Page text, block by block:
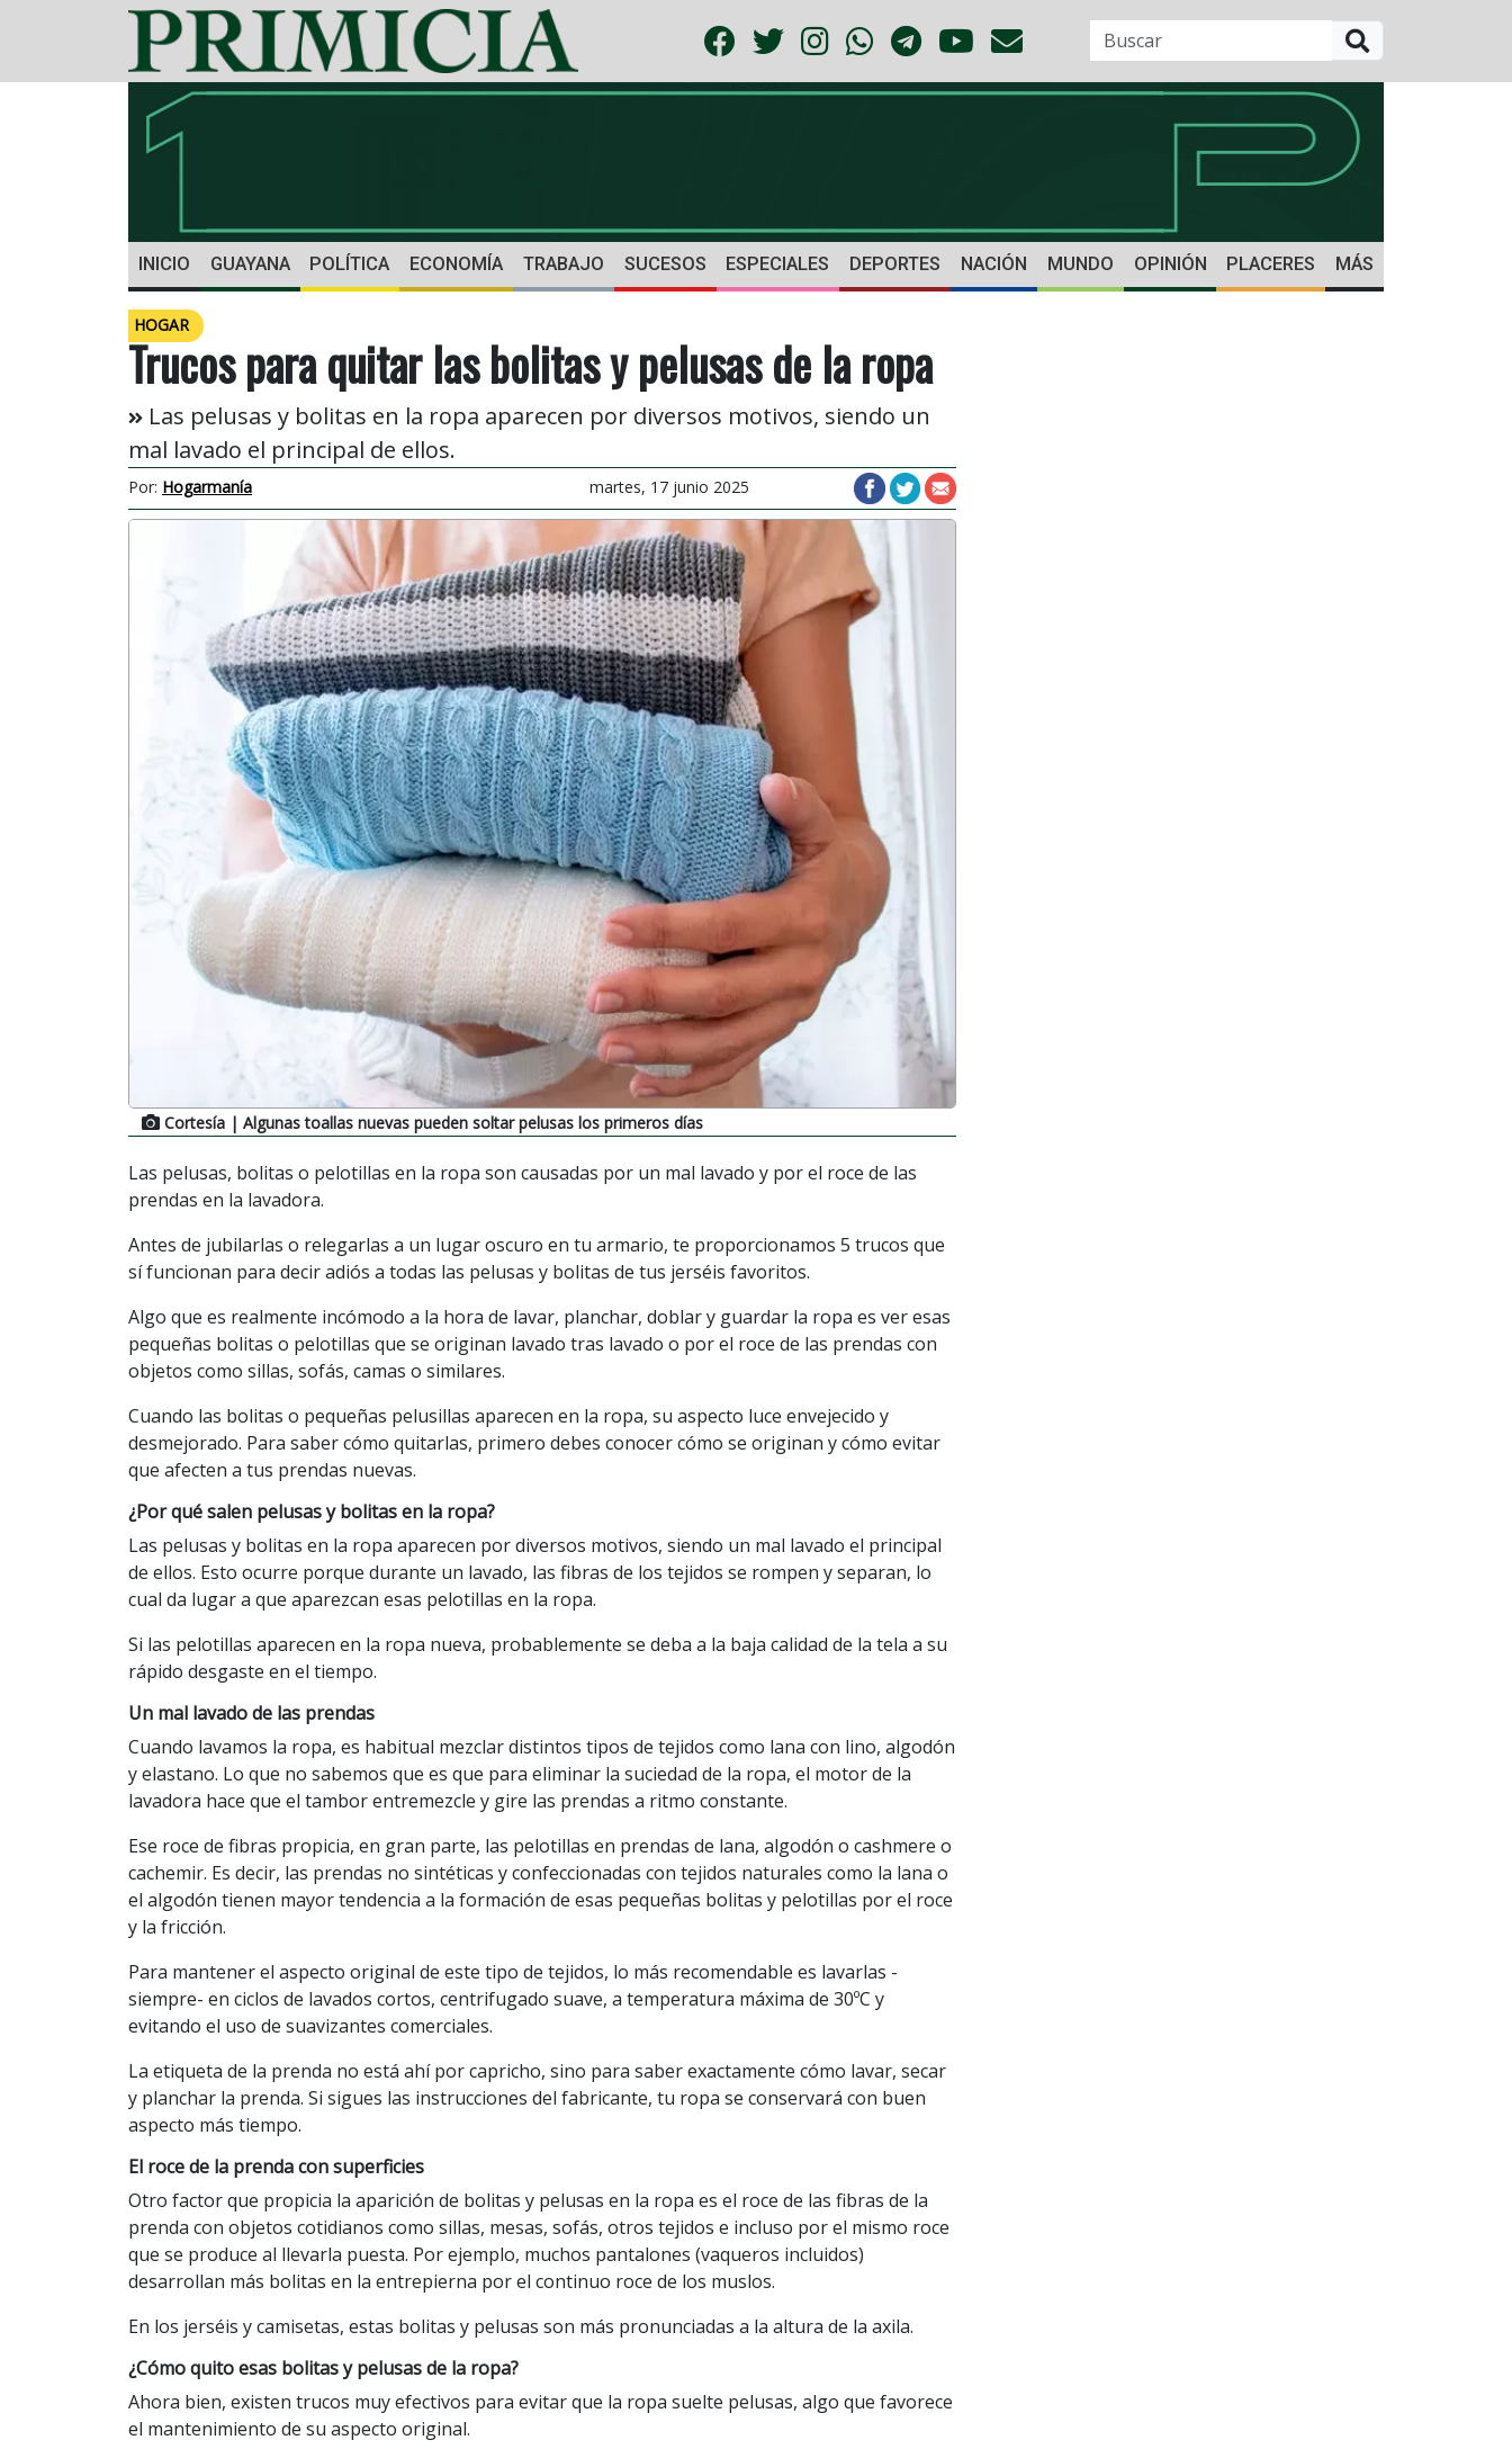
INICIO GUAYANA POLÍTICA ECONOMÍA TRABAJO SUCESOS ESPECIALES DEPORTES NACIÓN MUNDO OPINIÓN PLACERES MÁS
HOGAR
Trucos para quitar las bolitas y pelusas de la ropa
Las pelusas y bolitas en la ropa aparecen por diversos motivos, siendo un
mal lavado el principal de ellos.
Por: Hogarmanía martes, 17 junio 2025
Cortesía | Algunas toallas nuevas pueden soltar pelusas los primeros días
Las pelusas, bolitas o pelotillas en la ropa son causadas por un mal lavado y por el roce de las
prendas en la lavadora.
Antes de jubilarlas o relegarlas a un lugar oscuro en tu armario, te proporcionamos 5 trucos que
sí funcionan para decir adiós a todas las pelusas y bolitas de tus jerséis favoritos.
Algo que es realmente incómodo a la hora de lavar, planchar, doblar y guardar la ropa es ver esas
pequeñas bolitas o pelotillas que se originan lavado tras lavado o por el roce de las prendas con
objetos como sillas, sofás, camas o similares.
Cuando las bolitas o pequeñas pelusillas aparecen en la ropa, su aspecto luce envejecido y
desmejorado. Para saber cómo quitarlas, primero debes conocer cómo se originan y cómo evitar
que afecten a tus prendas nuevas.
¿Por qué salen pelusas y bolitas en la ropa?
Las pelusas y bolitas en la ropa aparecen por diversos motivos, siendo un mal lavado el principal
de ellos. Esto ocurre porque durante un lavado, las fibras de los tejidos se rompen y separan, lo
cual da lugar a que aparezcan esas pelotillas en la ropa.
Si las pelotillas aparecen en la ropa nueva, probablemente se deba a la baja calidad de la tela a su
rápido desgaste en el tiempo.
Un mal lavado de las prendas
Cuando lavamos la ropa, es habitual mezclar distintos tipos de tejidos como lana con lino, algodón
y elastano. Lo que no sabemos que es que para eliminar la suciedad de la ropa, el motor de la
lavadora hace que el tambor entremezcle y gire las prendas a ritmo constante.
Ese roce de fibras propicia, en gran parte, las pelotillas en prendas de lana, algodón o cashmere o
cachemir. Es decir, las prendas no sintéticas y confeccionadas con tejidos naturales como la lana o
el algodón tienen mayor tendencia a la formación de esas pequeñas bolitas y pelotillas por el roce
y la fricción.
Para mantener el aspecto original de este tipo de tejidos, lo más recomendable es lavarlas -
siempre- en ciclos de lavados cortos, centrifugado suave, a temperatura máxima de 30ºC y
evitando el uso de suavizantes comerciales.
La etiqueta de la prenda no está ahí por capricho, sino para saber exactamente cómo lavar, secar
y planchar la prenda. Si sigues las instrucciones del fabricante, tu ropa se conservará con buen
aspecto más tiempo.
El roce de la prenda con superficies
Otro factor que propicia la aparición de bolitas y pelusas en la ropa es el roce de las fibras de la
prenda con objetos cotidianos como sillas, mesas, sofás, otros tejidos e incluso por el mismo roce
que se produce al llevarla puesta. Por ejemplo, muchos pantalones (vaqueros incluidos)
desarrollan más bolitas en la entrepierna por el continuo roce de los muslos.
En los jerséis y camisetas, estas bolitas y pelusas son más pronunciadas a la altura de la axila.
¿Cómo quito esas bolitas y pelusas de la ropa?
Ahora bien, existen trucos muy efectivos para evitar que la ropa suelte pelusas, algo que favorece
el mantenimiento de su aspecto original.